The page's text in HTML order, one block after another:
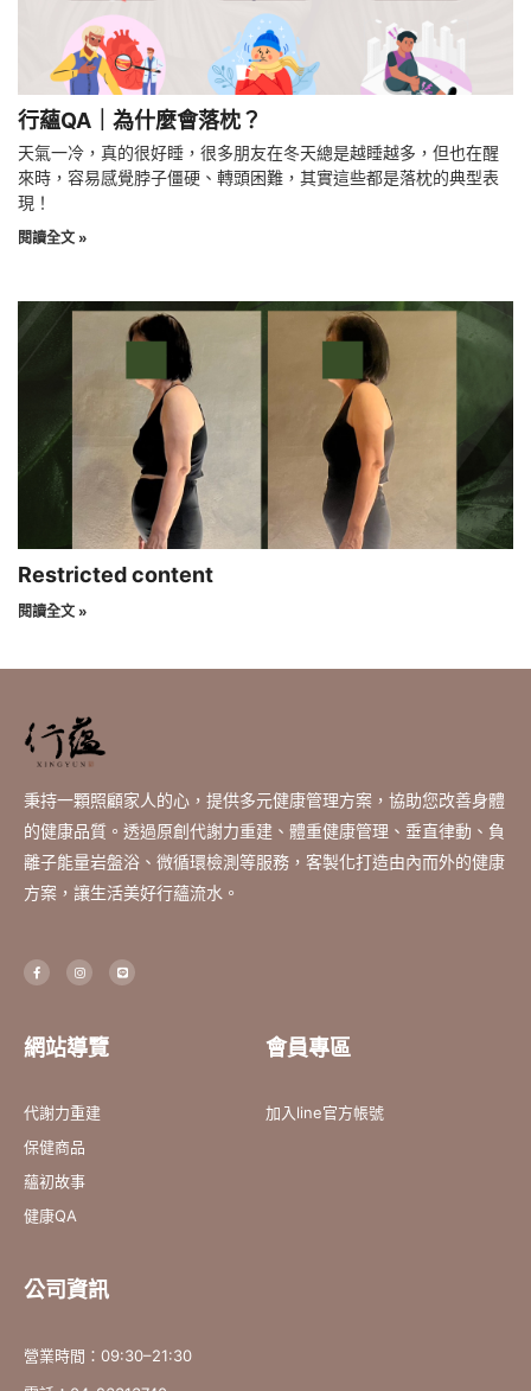
行蘊QA｜為什麼會落枕？
天氣一冷，真的很好睡，很多朋友在冬天總是越睡越多，但也在醒
來時，容易感覺脖子僵硬、轉頭困難，其實這些都是落枕的典型表
現！
閱讀全文 »
Restricted content
閱讀全文 »
秉持一顆照顧家人的心，提供多元健康管理方案，協助您改善身體
的健康品質。透過原創代謝力重建、體重健康管理、垂直律動、負
離子能量岩盤浴、微循環檢測等服務，客製化打造由內而外的健康
方案，讓生活美好行蘊流水。
F
a
c
k
-
I
n
s
a
m
L
i
n
網站導覽
代謝力重建
保健商品
蘊初故事
健康QA
會員專區
加入line官方帳號
公司資訊
營業時間：09:30–21:30